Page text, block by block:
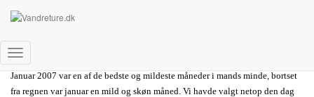
Skift
navigation
Store Vildmose
Det Danske Vandreakademi
Januar 2007 var en af de bedste og mildeste måneder i mands minde, bortset
fra regnen var januar en mild og skøn måned. Vi havde valgt netop den dag